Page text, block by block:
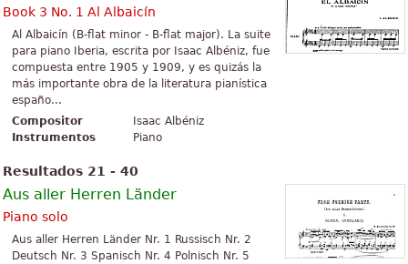
Book 3 No. 1 Al Albaicín
Al Albaicín (B-flat minor - B-flat major). La suite
para piano Iberia, escrita por Isaac Albéniz, fue
compuesta entre 1905 y 1909, y es quizás la
más importante obra de la literatura pianística
españo...
Compositor
Isaac Albéniz
Instrumentos
Piano
Resultados 21 - 40
Aus aller Herren Länder
Piano solo
Aus aller Herren Länder Nr. 1 Russisch Nr. 2
Deutsch Nr. 3 Spanisch Nr. 4 Polnisch Nr. 5